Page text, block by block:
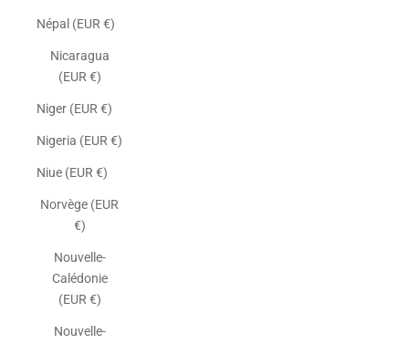
Népal (EUR €)
Nicaragua
(EUR €)
Niger (EUR €)
Nigeria (EUR €)
Niue (EUR €)
Norvège (EUR
€)
Nouvelle-
Calédonie
(EUR €)
Nouvelle-